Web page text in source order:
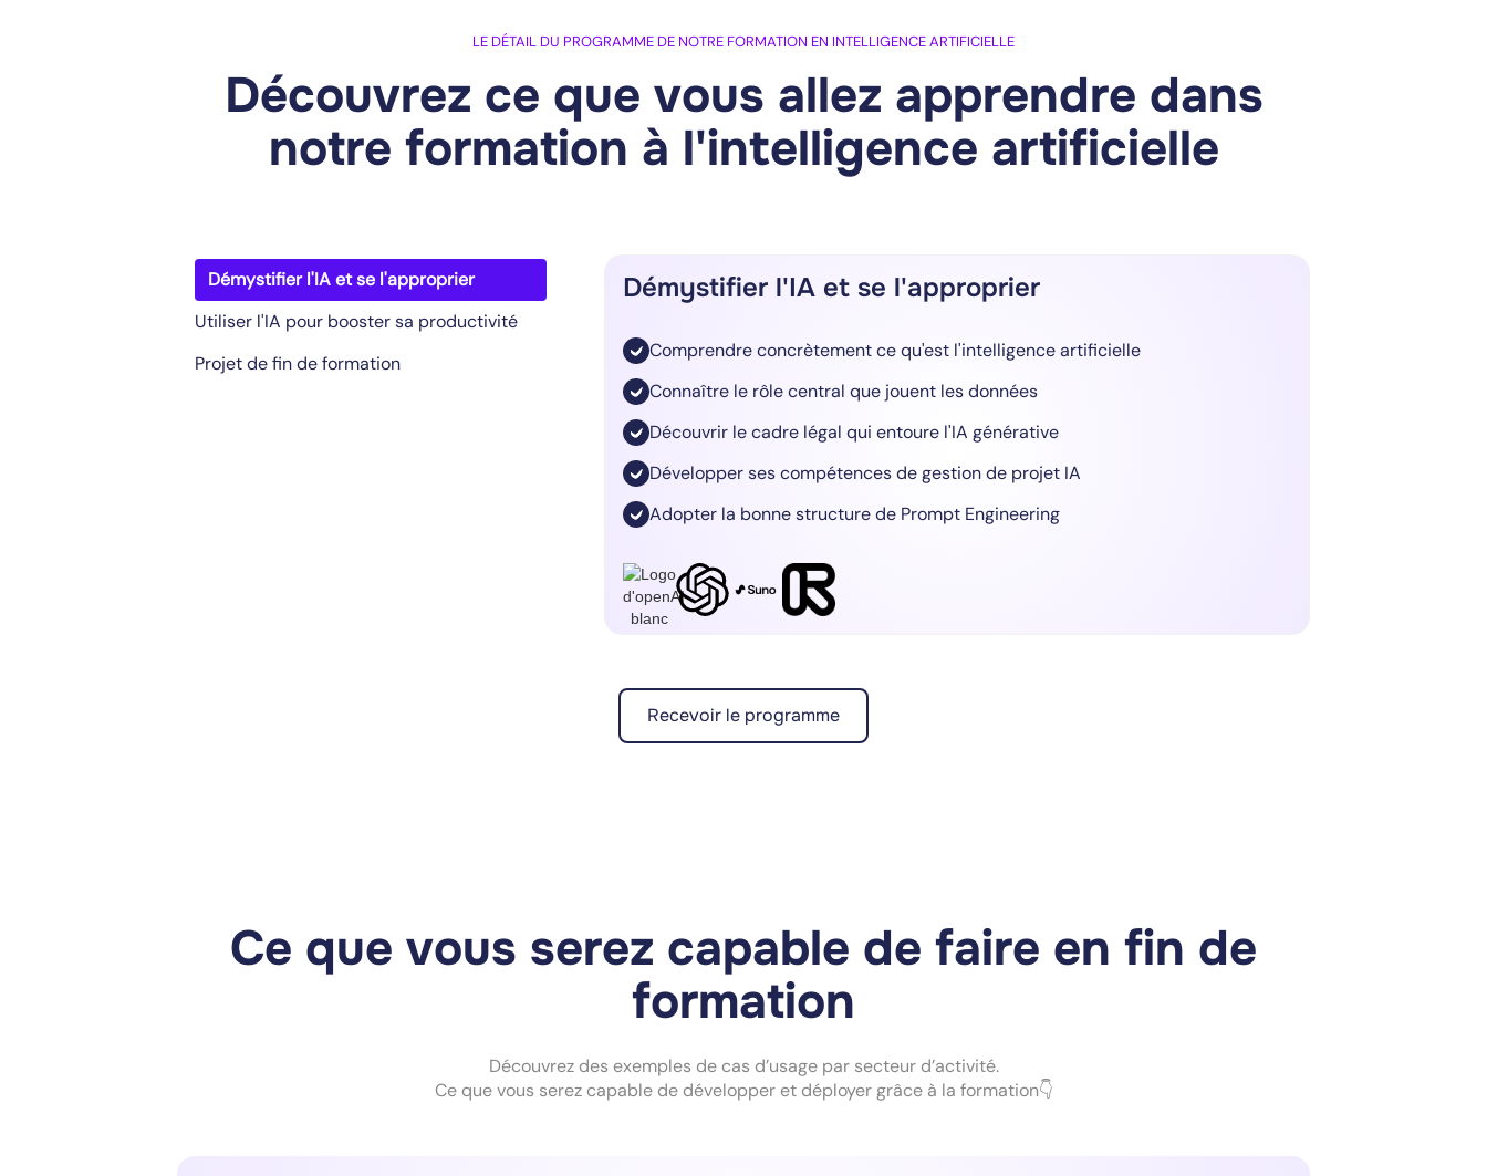
LE DÉTAIL DU PROGRAMME DE NOTRE FORMATION EN INTELLIGENCE ARTIFICIELLE
Découvrez ce que vous allez apprendre dans
notre formation à l'intelligence artificielle
Démystifier l'IA et se l'approprier
Utiliser l'IA pour booster sa productivité
Projet de fin de formation
Démystifier l'IA et se l'approprier
Comprendre concrètement ce qu'est l'intelligence artificielle
Connaître le rôle central que jouent les données
Découvrir le cadre légal qui entoure l'IA générative
Développer ses compétences de gestion de projet IA
Adopter la bonne structure de Prompt Engineering
Recevoir le programme
Ce que vous serez capable de faire en fin de
formation
Découvrez des exemples de cas d’usage par secteur d’activité.
Ce que vous serez capable de développer et déployer grâce à la formation👇